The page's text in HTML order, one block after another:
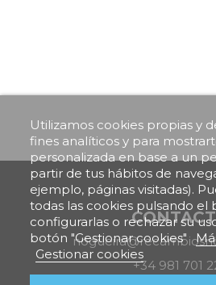
Utilizamos cookies propias y
fines analíticos y para
personalizada en base a un
partir de tus hábitos de
ejemplo, páginas visitadas).
todas las cookies pulsando el
configurarlas o rechazar su
botón "Gestionar cookies"
Gestionar cookies
+34 981 701